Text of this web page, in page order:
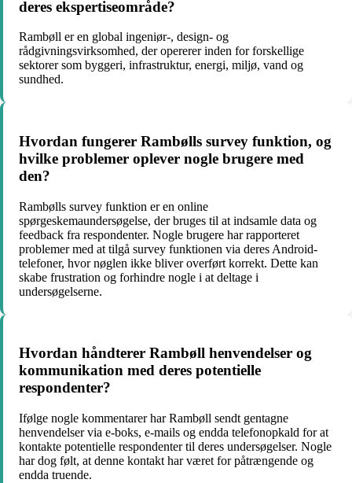
deres ekspertiseområde?
Rambøll er en global ingeniør-, design- og
rådgivningsvirksomhed, der opererer inden for forskellige
sektorer som byggeri, infrastruktur, energi, miljø, vand og
sundhed.
Hvordan fungerer Rambølls survey funktion, og
hvilke problemer oplever nogle brugere med
den?
Rambølls survey funktion er en online
spørgeskemaundersøgelse, der bruges til at indsamle data og
feedback fra respondenter. Nogle brugere har rapporteret
problemer med at tilgå survey funktionen via deres Android-
telefoner, hvor nøglen ikke bliver overført korrekt. Dette kan
skabe frustration og forhindre nogle i at deltage i
undersøgelserne.
Hvordan håndterer Rambøll henvendelser og
kommunikation med deres potentielle
respondenter?
Ifølge nogle kommentarer har Rambøll sendt gentagne
henvendelser via e-boks, e-mails og endda telefonopkald for at
kontakte potentielle respondenter til deres undersøgelser. Nogle
har dog følt, at denne kontakt har været for påtrængende og
endda truende.